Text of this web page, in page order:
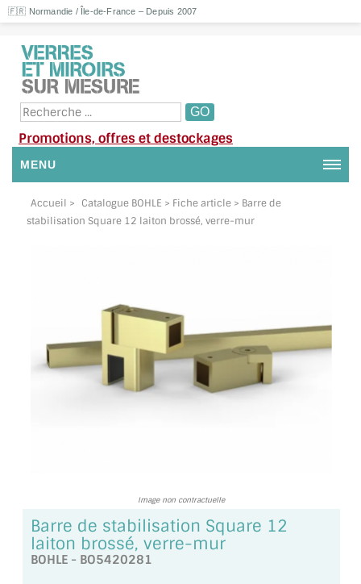
🇫🇷 Normandie / Île-de-France – Depuis 2007
Promotions, offres et destockages
MENU
NOUS CONTACTER
SUIVI DE DEVIS
SUIVI DE COMMANDE
TOUS LES TARIFS AU M2
MIROIRS VIEILLIS AMBIANCE BRASSERIE
MIROIR SUR MESURE
Accueil > Catalogue BOHLE > Fiche article > Barre de
stabilisation Square 12 laiton brossé, verre-mur
Image non contractuelle
Barre de stabilisation Square 12
laiton brossé, verre-mur
BOHLE - BO5420281